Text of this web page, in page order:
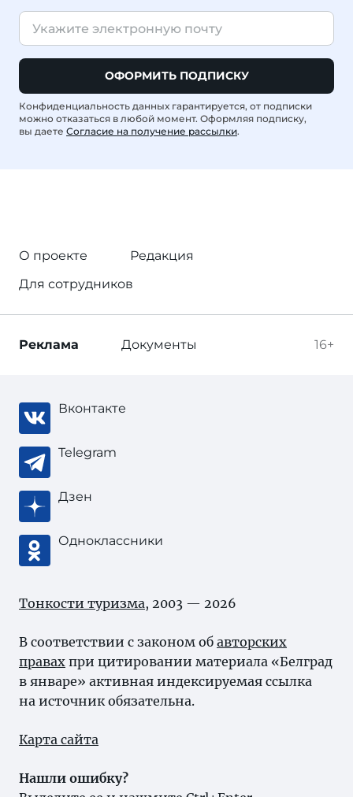
ОФОРМИТЬ ПОДПИСКУ
Конфиденциальность данных гарантируется, от подписки
можно отказаться в любой момент. Оформляя подписку,
вы даете Согласие на получение рассылки.
О проекте
Редакция
Для сотрудников
16+
Реклама Документы
Вконтакте
Telegram
Дзен
Одноклассники
Тонкости туризма, 2003 — 2026
В соответствии с законом об авторских
правах при цитировании материала «Белград
в январе» активная индексируемая ссылка
на источник обязательна.
Карта сайта
Нашли ошибку?